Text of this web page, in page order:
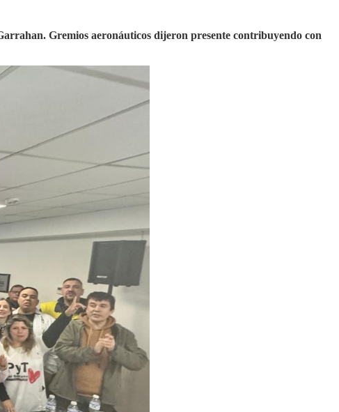
Gremios aeronáuticos dijeron presente contribuyendo con